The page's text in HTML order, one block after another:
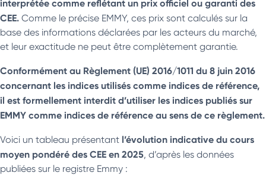
interprétée comme reflétant un prix officiel ou garanti des
CEE. Comme le précise EMMY, ces prix sont calculés sur la
base des informations déclarées par les acteurs du marché,
et leur exactitude ne peut être complètement garantie.
Conformément au Règlement (UE) 2016/1011 du 8 juin 2016
concernant les indices utilisés comme indices de référence,
il est formellement interdit d’utiliser les indices publiés sur
EMMY comme indices de référence au sens de ce règlement.
Voici un tableau présentant l’évolution indicative du cours
moyen pondéré des CEE en 2025, d’après les données
publiées sur le registre Emmy :